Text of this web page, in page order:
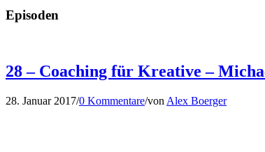
Episoden
28 – Coaching für Kreative –
28. Januar 2017/0 Kommentare/von Alex Boerger